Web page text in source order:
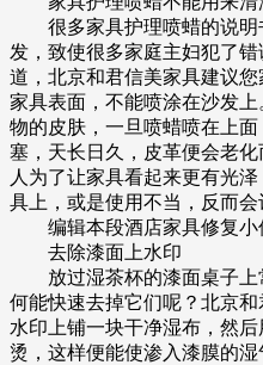
很多家具护理喷蜡的说明
发，致使很多家庭主妇犯了
道，北京和君信美家具建议
家具表面，不能喷涂在沙发
物的皮肤，一旦喷蜡喷在上
塞，天长日久，皮革便会老
人为了让家具看起来更有光
具上，或是使用不当，反而会
编辑本段酒店家具修复小
去除漆面上水印
放过湿茶杯的漆面桌子上
何能快速去掉它们呢？北京
水印上铺一块干净湿布，然
烫，这样便能使渗入漆膜的湿